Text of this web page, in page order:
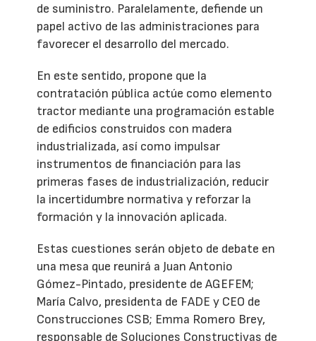
de suministro. Paralelamente, defiende un
papel activo de las administraciones para
favorecer el desarrollo del mercado.
En este sentido, propone que la
contratación pública actúe como elemento
tractor mediante una programación estable
de edificios construidos con madera
industrializada, así como impulsar
instrumentos de financiación para las
primeras fases de industrialización, reducir
la incertidumbre normativa y reforzar la
formación y la innovación aplicada.
Estas cuestiones serán objeto de debate en
una mesa que reunirá a Juan Antonio
Gómez-Pintado, presidente de AGEFEM;
María Calvo, presidenta de FADE y CEO de
Construcciones CSB; Emma Romero Brey,
responsable de Soluciones Constructivas de